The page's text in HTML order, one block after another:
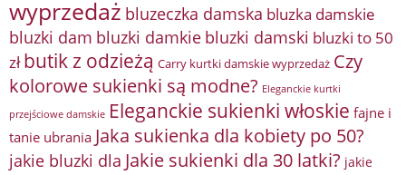
wyprzedaż bluzeczka damska bluzka damskie
bluzki dam bluzki damkie bluzki damski bluzki to 50
zł butik z odzieżą Carry kurtki damskie wyprzedaż Czy
kolorowe sukienki są modne? Eleganckie kurtki
przejściowe damskie Eleganckie sukienki włoskie fajne i
tanie ubrania Jaka sukienka dla kobiety po 50?
jakie bluzki dla Jakie sukienki dla 30 latki? jakie